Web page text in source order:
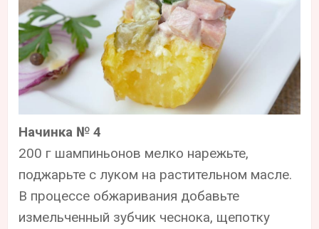
Начинка № 4
200 г шампиньонов мелко нарежьте,
поджарьте с луком на растительном масле.
В процессе обжаривания добавьте
измельченный зубчик чеснока, щепотку